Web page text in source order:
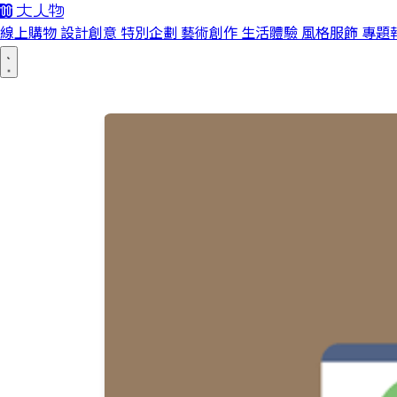
線上購物 設計創意 特別企劃 藝術創作 生活體驗 風格服飾 專題